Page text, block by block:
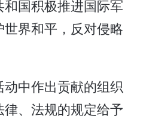
国积极推进国际军
界和平，反对侵略
中作出贡献的组织
、法规的规定给予